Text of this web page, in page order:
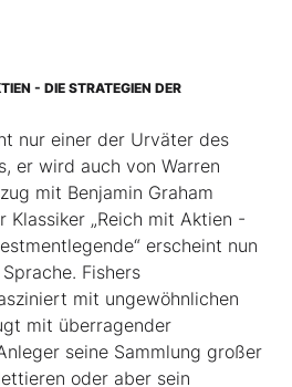
- DIE STRATEGIEN DER
nur einer der Urväter des
er wird auch von Warren
mit Benjamin Graham
Klassiker „Reich mit Aktien -
erscheint nun
Fishers
mit ungewöhnlichen
mit überragender
seine Sammlung großer
oder aber sein